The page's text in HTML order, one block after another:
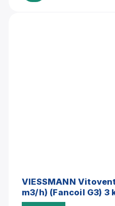
VIESSMANN
m3/h) (Fancoil G3) 3